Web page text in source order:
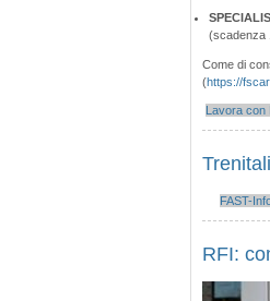
(scadenza
Come di
(https://
Lavora con
FAST-
RFI: